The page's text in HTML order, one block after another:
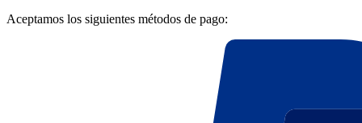
Aceptamos los siguientes métodos de pago: